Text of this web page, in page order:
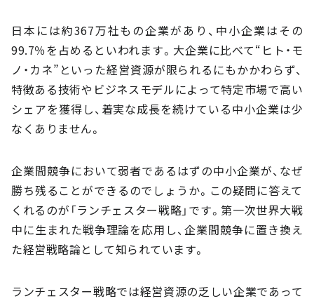
日本には約367万社もの企業があり、中小企業はその
99.7％を占めるといわれます。大企業に比べて“ヒト・モ
ノ・カネ”といった経営資源が限られるにもかかわらず、
特徴ある技術やビジネスモデルによって特定市場で高い
シェアを獲得し、着実な成長を続けている中小企業は少
なくありません。
企業間競争において弱者であるはずの中小企業が、なぜ
勝ち残ることができるのでしょうか。この疑問に答えて
くれるのが「ランチェスター戦略」です。第一次世界大戦
中に生まれた戦争理論を応用し、企業間競争に置き換え
た経営戦略論として知られています。
ランチェスター戦略では経営資源の乏しい企業であって